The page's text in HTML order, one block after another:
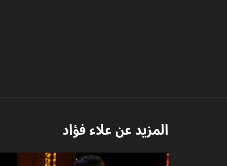
المزيد عنعلاء فؤاد